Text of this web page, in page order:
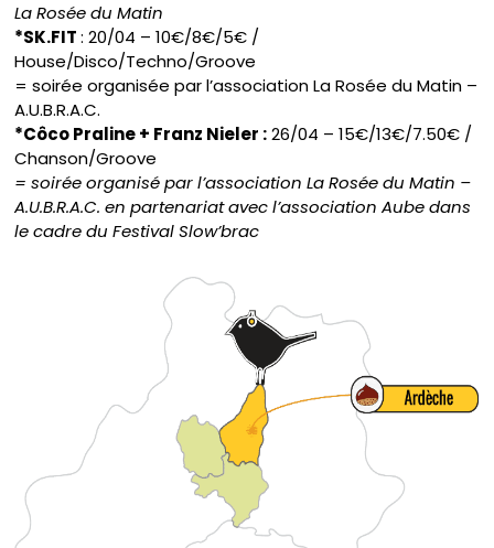
La Rosée du Matin
*SK.FIT: 20/04 – 10€/8€/5€ /
House/Disco/Techno/Groove
= soirée organisée par l’association La Rosée du Matin –
A.U.B.R.A.C.
*Côco Praline + Franz Nieler :26/04 – 15€/13€/7.50€ /
Chanson/Groove
= soirée organisé par l’association La Rosée du Matin –
A.U.B.R.A.C. en partenariat avec l’association Aube dans
le cadre du Festival Slow’brac